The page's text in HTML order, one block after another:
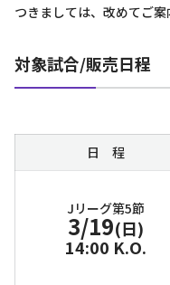
つきましては、改めてご案
対象試合/販売日程
日 程
Jリーグ第5節
3/19(日)
14:00 K.O.